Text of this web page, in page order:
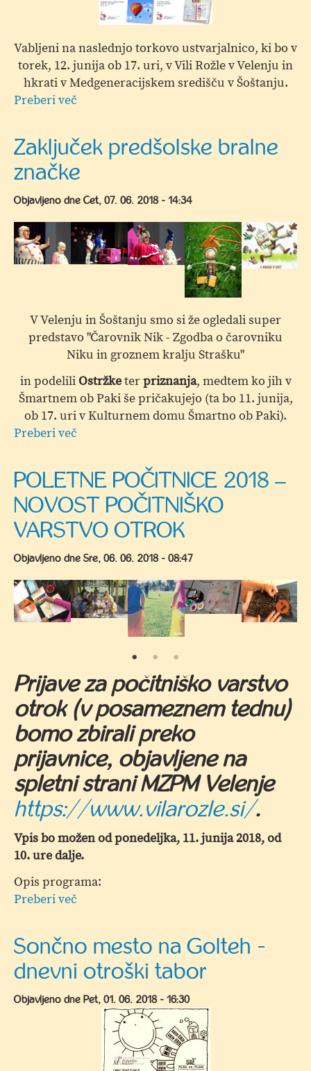
Vabljeni na naslednjo torkovo ustvarjalnico, ki bo v
torek, 12. junija ob 17. uri, v Vili Rožle v Velenju in
hkrati v Medgeneracijskem središču v Šoštanju.
Preberi več
peta
-
ustvarjalnica
otroke
in
starše
Zaključek predšolske bralne
značke
Objavljeno dne Čet, 07. 06. 2018 - 14:34
V Velenju in Šoštanju smo si že ogledali super
predstavo "Čarovnik Nik - Zgodba o čarovniku
Niku in groznem kralju Strašku"
in podeliliOstržketerpriznanja, medtem ko jih v
Šmartnem ob Paki še pričakujejo (ta bo 11. junija,
ob 17. uri v Kulturnem domu Šmartno ob Paki).
Preberi več
predšolske
bralne
značke
POLETNE POČITNICE 2018 –
NOVOST POČITNIŠKO
VARSTVO OTROK
Objavljeno dne Sre, 06. 06. 2018 - 08:47
Prijave za počitniško varstvo
otrok (v posameznem tednu)
bomo zbirali preko
prijavnice, objavljene na
spletni strani MZPM Velenje
https://www.vilarozle.si/.
Vpis bo možen od ponedeljka, 11. junija 2018, od
10. ure dalje.
Opis programa:
Preberi več
POČITNICE
2018
POČITNIŠKO
VARSTVO
OTROK
Sončno mesto na Golteh -
dnevni otroški tabor
Objavljeno dne Pet, 01. 06. 2018 - 16:30